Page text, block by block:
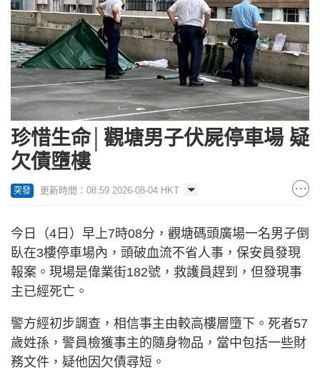
珍惜生命│觀塘男子伏屍停車場 疑
欠債墮樓
突發 更新時間：08:59 2026-08-04 HKT
今日（4日）早上7時08分，觀塘碼頭廣場一名男子倒
臥在3樓停車場內，頭破血流不省人事，保安員發現
報案。現場是偉業街182號，救護員趕到，但發現事
主已經死亡。
警方經初步調查，相信事主由較高樓層墮下。死者57
歲姓孫，警員檢獲事主的隨身物品，當中包括一些財
務文件，疑他因欠債尋短。